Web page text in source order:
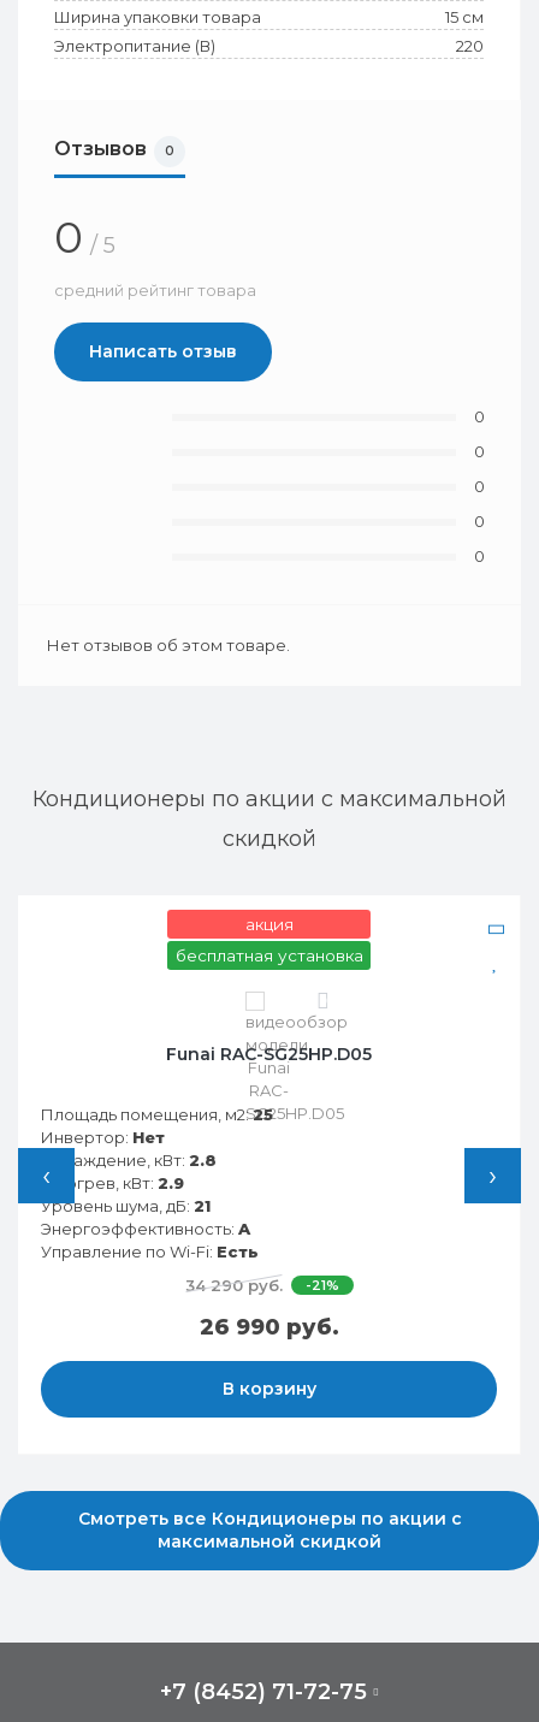
Ширина упаковки товара
15 см
Электропитание (В)
220
Отзывов 0
0 / 5
средний рейтинг товара
Написать отзыв
0
0
0
0
0
Нет отзывов об этом товаре.
Кондиционеры по акции с максимальной
скидкой
‹
акция
бесплатная установка
Funai RAC-SG25HP.D05
Площадь помещения, м2:25
Инвертор: Нет
Охлаждение, кВт: 2.8
Обогрев, кВт: 2.9
Уровень шума, дБ: 21
Энергоэффективность: A
Управление по Wi-Fi: Есть
34 290 руб.
-21%
26 990 руб.
В корзину
›
Смотреть все Кондиционеры по акции с
максимальной скидкой
+7 (8452) 71-72-75